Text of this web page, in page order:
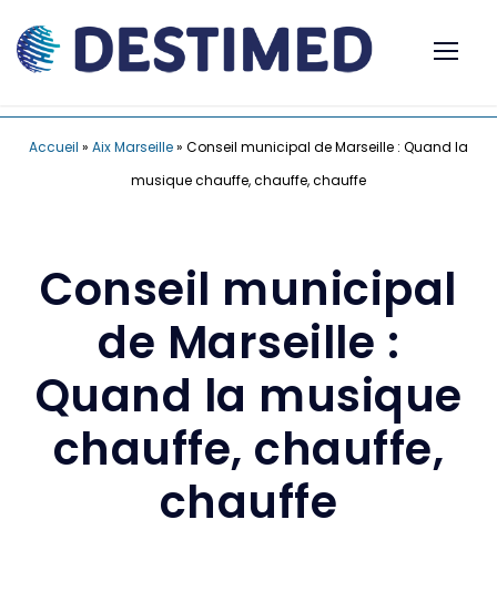
Accueil » Aix Marseille» Conseil municipal de Marseille : Quand la
musique chauffe, chauffe, chauffe
Conseil municipal
de Marseille :
Quand la musique
chauffe, chauffe,
chauffe